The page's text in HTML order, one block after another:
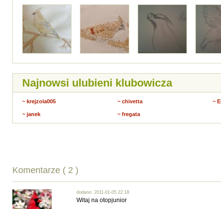
Najnowsi ulubieni klubowicza
~ krejzola005 ~ chivetta ~
~ janek ~ fregata
Komentarze ( 2 )
dodano: 2011-01-05 22:18
Witaj na otopjunior